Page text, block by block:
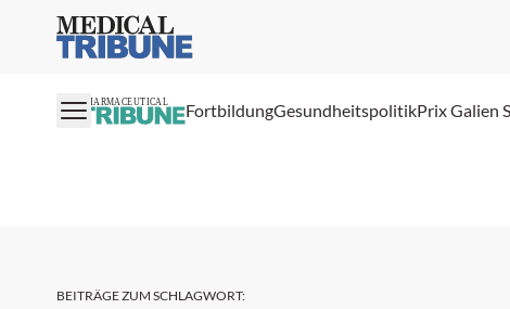
Medical Tribune
PHARMACEUTICAL FortbildungGesundheitspolitikPrix Galien
BEITRÄGE ZUM SCHLAGWORT: